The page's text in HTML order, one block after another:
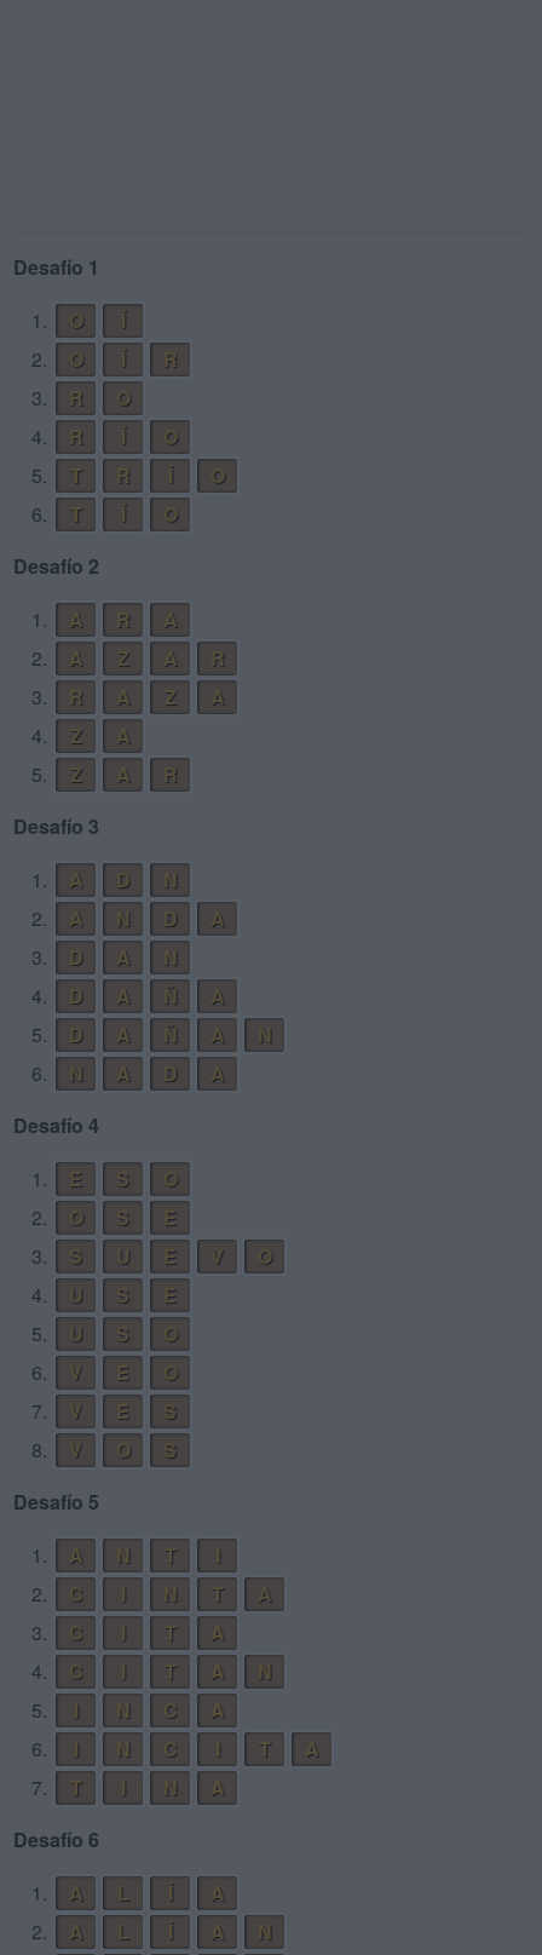
Desafío 1
1.
O
Í
2.
O Í
R
3.
R
O
4.
R Í
O
5.
T R Í
O
6.
T Í
O
Desafío 2
1.
A R
A
2.
A Z A
R
3.
R A Z
A
4.
Z
A
5.
Z A
R
Desafío 3
1.
A D
N
2.
A N D
A
3.
D A
N
4.
D A Ñ
A
5.
D A Ñ A
N
6.
N A D
A
Desafío 4
1.
E S
O
2.
O S
E
3.
S U E V
O
4.
U S
E
5.
U S
O
6.
V E
O
7.
V E
S
8.
V O
S
Desafío 5
1.
A N T
2.
C N T
A
3.
C T
A
4.
C T A
N
5.
N C
A
6.
N C T
A
7.
T I N
A
Desafío 6
1.
A L Í
A
2.
A L Í A N